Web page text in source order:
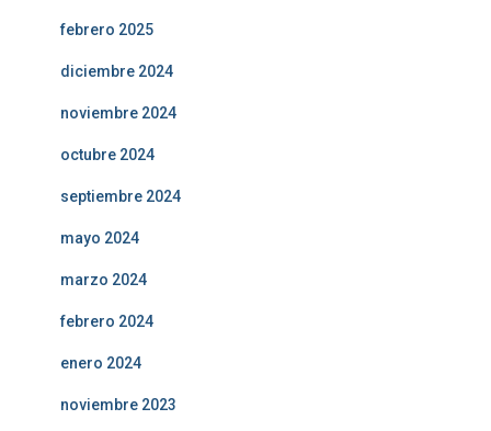
febrero 2025
diciembre 2024
noviembre 2024
octubre 2024
septiembre 2024
mayo 2024
marzo 2024
febrero 2024
enero 2024
noviembre 2023